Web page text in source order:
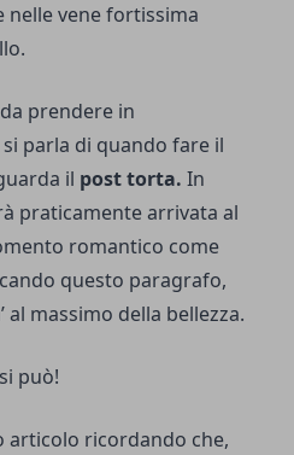
nelle vene fortissima
prendere in
parla di quando fare il
il post torta. In
praticamente arrivata al
romantico come
questo paragrafo,
al massimo della bellezza.
può!
articolo ricordando che,